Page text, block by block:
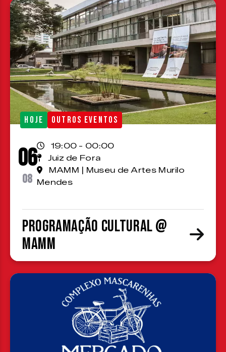
HOJE OUTROS EVENTOS
06
08
19:00 - 00:00
Juiz de Fora
MAMM | Museu de Artes Murilo
Mendes
Programação cultural @
MAMM